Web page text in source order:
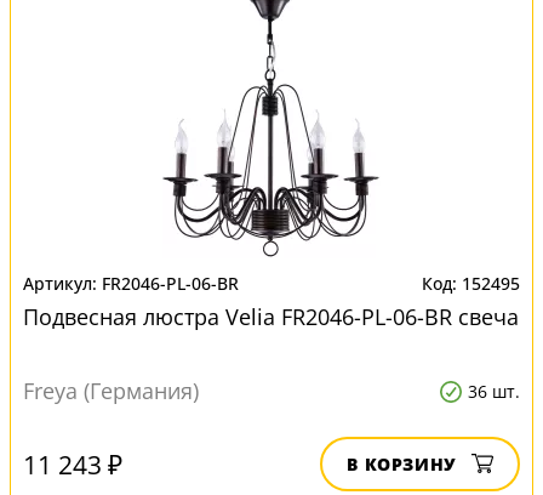
FR2046-PL-06-BR 152495
Подвесная люстра Velia FR2046-PL-06-BR свеча
Freya (Германия) 36 шт.
11 243 ₽ В КОРЗИНУ